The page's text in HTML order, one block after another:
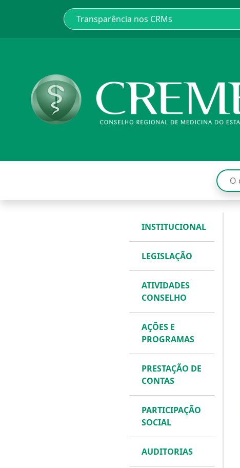
INSTITUCIONAL
LEGISLAÇÃO
ATIVIDADES
CONSELHO
AÇÕES E
PROGRAMAS
PRESTAÇÃO DE
CONTAS
PARTICIPAÇÃO
SOCIAL
AUDITORIAS